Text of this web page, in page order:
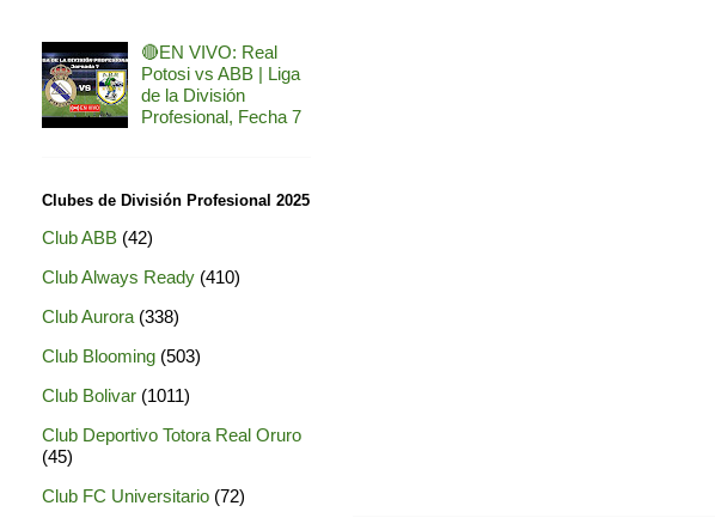
🔴EN VIVO: Real
Potosi vs ABB | Liga
de la División
Profesional, Fecha 7
Clubes de División Profesional 2025
Club ABB (42)
Club Always Ready (410)
Club Aurora (338)
Club Blooming (503)
Club Bolivar (1011)
Club Deportivo Totora Real Oruro
(45)
Club FC Universitario (72)